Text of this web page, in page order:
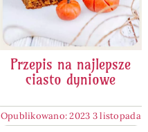
Przepis na najlepsze
ciasto dyniowe
Opublikowano: 2023 3 listopada